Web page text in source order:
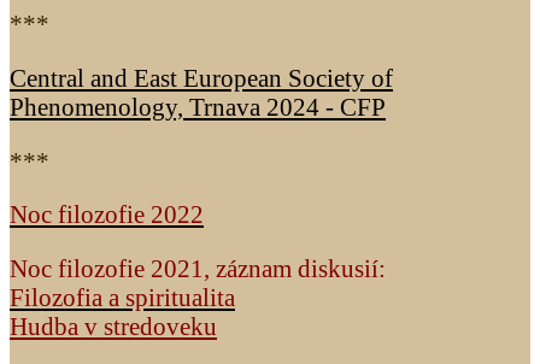
***
Central and East European Society of
Phenomenology, Trnava 2024 - CFP
***
Noc filozofie 2022
Noc filozofie 2021, záznam diskusií:
Filozofia a spiritualita
Hudba v stredoveku